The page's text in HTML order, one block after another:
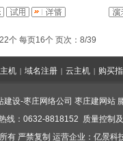
个 每页16个 页次：8/39
建设-枣庄网络公司 枣庄建网站
线：0632-8818152 质量控制
有 严禁复制 运营企业：亿景科
机 | 域名注册 | 云主机 | 购买